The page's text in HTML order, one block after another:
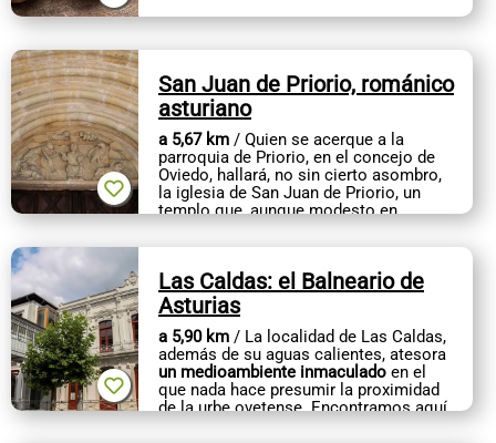
San Juan de Priorio, románico
asturiano
a 5,67 km / Quien se acerque a la
parroquia de Priorio, en el concejo de
Oviedo, hallará, no sin cierto asombro,
la iglesia de San Juan de Priorio, un
templo que, aunque modesto en
Las Caldas: el Balneario de
Asturias
a 5,90 km / La localidad de Las Caldas,
además de su aguas calientes, atesora
un medioambiente inmaculado en el
que nada hace presumir la proximidad
de la urbe ovetense. Encontramos aquí